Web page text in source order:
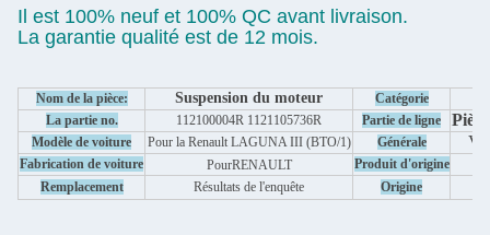
Il est 100% neuf et 100% QC avant livraison.
La garantie qualité est de 12 mois.
Nom de la pièce: Suspension du moteur Catégorie
La partie no. 112100004R 1121105736R Partie de ligne
Modèle de voiture Pour la Renault LAGUNA III (BTO/1) Générale
Fabrication de voiture PourRENAULT Produit d'origine
Remplacement Résultats de l'enquête Origine